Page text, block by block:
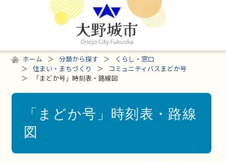
ホーム 分類から探す
くらし・窓口
住まい・まちづくり
コミュニティバスまどか号
「まどか号」時刻表・路線図
「まどか号」時刻表・路線
図